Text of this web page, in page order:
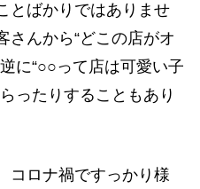
とばかりではありませ
さんから“どこの店がオ
に“○○って店は可愛い子
ったりすることもあり
コロナ禍ですっかり様